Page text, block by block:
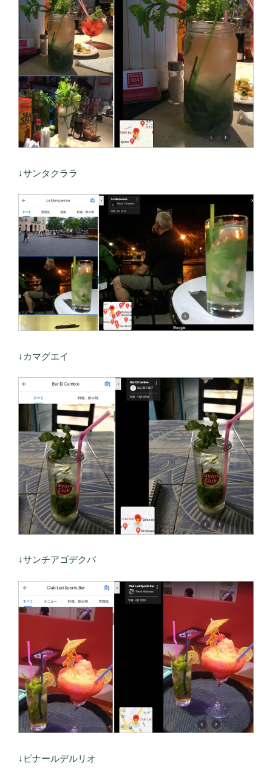
↓サンタクララ
↓カマグエイ
↓サンチアゴデクバ
↓ピナールデルリオ